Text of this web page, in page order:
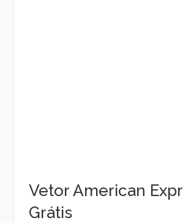
Vetor American
Grátis